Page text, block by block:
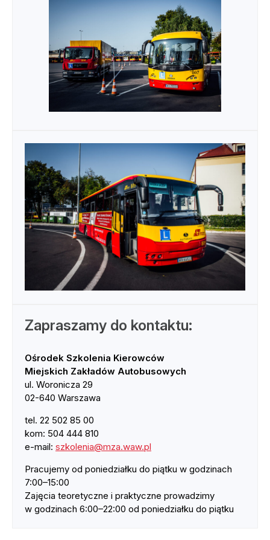
Zapraszamy do kontaktu:
Ośrodek Szkolenia Kierowców
Miejskich Zakładów Autobusowych
ul. Woronicza 29
02-640 Warszawa
tel. 22 502 85 00
kom: 504 444 810
e-mail: szkolenia@mza.waw.pl
Pracujemy od poniedziałku do piątku w godzinach
7:00–15:00
Zajęcia teoretyczne i praktyczne prowadzimy
w godzinach 6:00–22:00 od poniedziałku do piątku